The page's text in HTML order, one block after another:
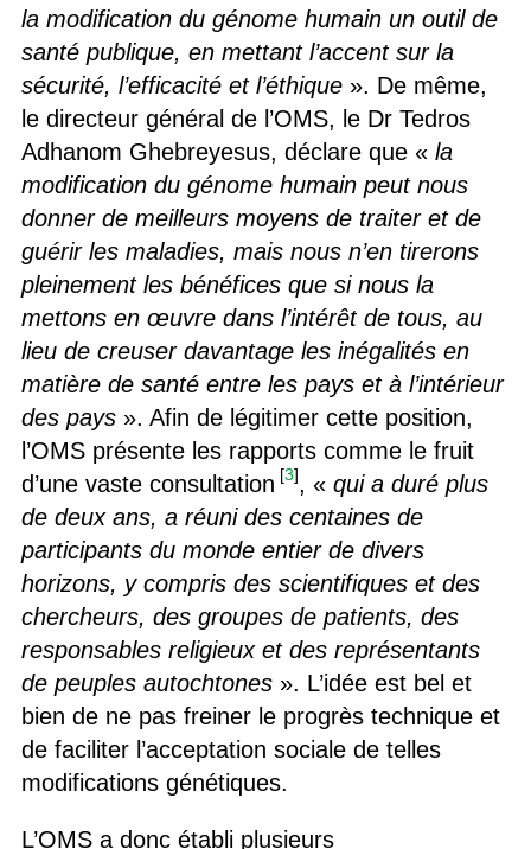
la modification du génome humain un outil de
santé publique, en mettant l’accent sur la
sécurité, l’efficacité et l’éthique». De même,
le directeur général de l’OMS, le Dr Tedros
Adhanom Ghebreyesus, déclare que « la
modification du génome humain peut nous
donner de meilleurs moyens de traiter et de
guérir les maladies, mais nous n’en tirerons
pleinement les bénéfices que si nous la
mettons en œuvre dans l’intérêt de tous, au
lieu de creuser davantage les inégalités en
matière de santé entre les pays et à l’intérieur
des pays». Afin de légitimer cette position,
l’OMS présente les rapports comme le fruit
d’une vaste consultation [3], « qui a duré plus
de deux ans, a réuni des centaines de
participants du monde entier de divers
horizons, y compris des scientifiques et des
chercheurs, des groupes de patients, des
responsables religieux et des représentants
de peuples autochtones». L’idée est bel et
bien de ne pas freiner le progrès technique et
de faciliter l’acceptation sociale de telles
modifications génétiques.
L’OMS a donc établi plusieurs